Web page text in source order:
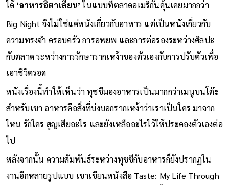
‘อาหารอิตาเลียน’
ในแบบที่ตลาดอเมริกันคุ้นเคยมากกว่า
Big Night จึงไม่ใช่แค่หนังเกี่ยวกับอาหาร แต่เป็นหนังเกี่ยวกับ
ความทรงจำ ครอบครัว การอพยพ และการต่อรองระหว่างศิลปะ
กับตลาด ระหว่างการรักษารากเหง้าของตัวเองกับการปรับตัวเพื่อ
เอาชีวิตรอด
หนังเรื่องนี้ทำให้เห็นว่า ทุชชีมองอาหารเป็นมากกว่าเมนูบนโต๊ะ
สำหรับเขา อาหารคือสิ่งที่บ่งบอกรากเหง้าว่าเราเป็นใคร มาจาก
ไหน รักใคร สูญเสียอะไร และยังเหลืออะไรไว้ให้ประคองตัวเองต่อ
ไป
หลังจากนั้น ความสัมพันธ์ระหว่างทุชชีกับอาหารก็ยังปรากฏใน